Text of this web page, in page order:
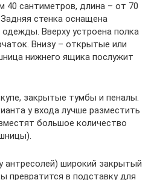
40 сантиметров, длина – от 70
стенка оснащена
Вверху устроена полка
Внизу – открытые или
нижнего ящика послужит
закрытые тумбы и пеналы.
у входа лучше разместить
большое количество
антресолей) широкий закрытый
превратится в подставку для